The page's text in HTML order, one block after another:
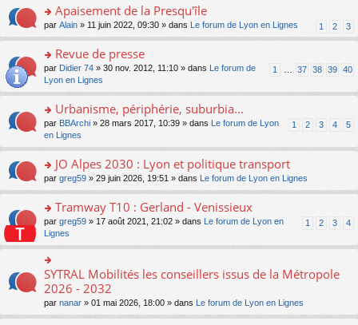
ré
c
e
lu
pl
s
ré
e
e
n
o
n
le
pl
s
ré
c
e
e
s
g
e
n
o
n
le
s
ré
c
nt
ult
er
le
m
e
s
g
e
n
o
n
le
u
s
ré
c
e
nt
o
n
ult
er
le
m
e
s
s
e
n
o
n
le
s
ré
c
e
Apaisement de la Presqu'île
1 2 3
par Alain » 11 juin 2022, 09:30 » dans Le forum de Lyon en Lignes
o
s
er
le
m
e
s
s
e
n
o
n
lu
le
pl
u
s
ré
Revue de presse
1 37 38 39 40
par Didier 74 » 30 nov. 2012, 11:10 » dans
Le forum de
Lyon en Lignes
o
n
s
er
le
m
e
s
s
g
n
o
n
lu
Urbanisme, périphérie, suburbia...
1 2 3 4 5
par BBArchi » 28 mars 2017, 10:39 » dans
Le forum de Lyon
en Lignes
o
n
ult
er
le
m
e
s
s
g
JO Alpes 2030 : Lyon et politique transport
par greg59 » 29 juin 2026, 19:51 » dans Le forum de Lyon en Lignes
o
s
ult
er
le
m
e
s
Tramway T10 : Gerland - Venissieux
1 2 3 4
par greg59 » 17 août 2021, 21:02 » dans
Le forum de Lyon en
Lignes
o
n
ult
er
SYTRAL Mobilités les conseillers issus de la Métropole
2026 - 2032
par nanar » 01 mai 2026, 18:00 » dans Le forum de Lyon en Lignes